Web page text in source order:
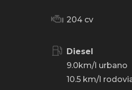
204 cv
Diesel
9.0km/l urbano
10.5 km/l